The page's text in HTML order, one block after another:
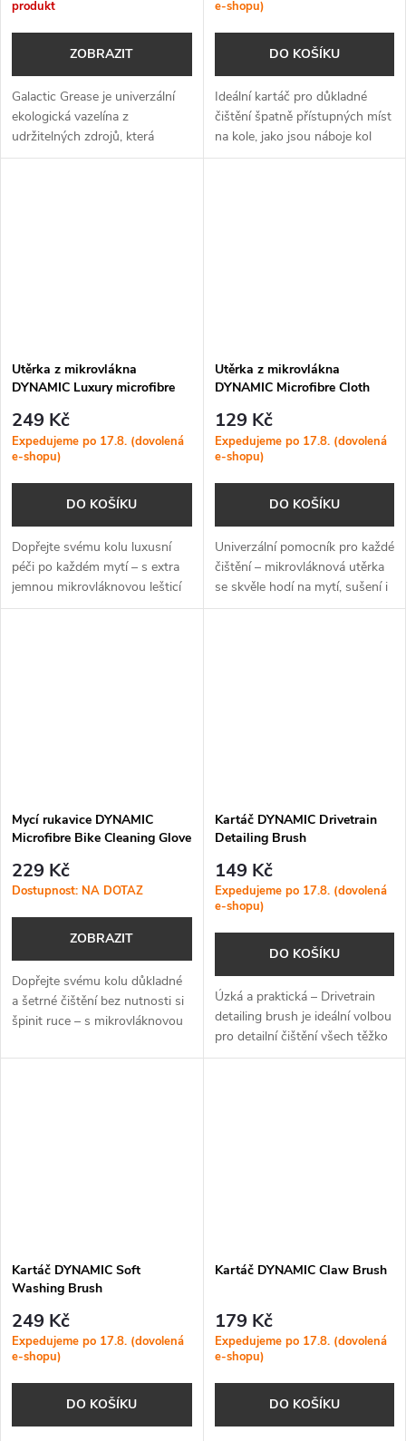
produkt
ZOBRAZIT
Galactic Grease je univerzální
ekologická vazelína z
udržitelných zdrojů, která
spolehlivě chrání proti korozi,
e-shopu)
DO KOŠÍKU
Ideální kartáč pro důkladné
čištění špatně přístupných míst
na kole, jako jsou náboje kol
nebo prostor mezi sedlovými a
Utěrka z mikrovlákna
DYNAMIC Luxury microfibre
249 Kč
Expedujeme po 17.8. (dovolená
e-shopu)
DO KOŠÍKU
Dopřejte svému kolu luxusní
péči po každém mytí – s extra
jemnou mikrovláknovou lešticí
utěrkou dosáhnete dokonalého
Utěrka z mikrovlákna
DYNAMIC Microfibre Cloth
129 Kč
Expedujeme po 17.8. (dovolená
e-shopu)
DO KOŠÍKU
Univerzální pomocník pro každé
čištění – mikrovláknová utěrka
se skvěle hodí na mytí, sušení i
leštění kola.
Mycí rukavice DYNAMIC
Microfibre Bike Cleaning Glove
229 Kč
Dostupnost: NA DOTAZ
ZOBRAZIT
Dopřejte svému kolu důkladné
a šetrné čištění bez nutnosti si
špinit ruce – s mikrovláknovou
zvládnete rychle a pohodlně.
Kartáč DYNAMIC Drivetrain
Detailing Brush
149 Kč
Expedujeme po 17.8. (dovolená
e-shopu)
DO KOŠÍKU
Úzká a praktická – Drivetrain
detailing brush je ideální volbou
pro detailní čištění všech těžko
dostupných míst na vašem
Kartáč DYNAMIC Soft
Washing Brush
249 Kč
Expedujeme po 17.8. (dovolená
e-shopu)
DO KOŠÍKU
Kartáč DYNAMIC Claw Brush
179 Kč
Expedujeme po 17.8. (dovolená
e-shopu)
DO KOŠÍKU